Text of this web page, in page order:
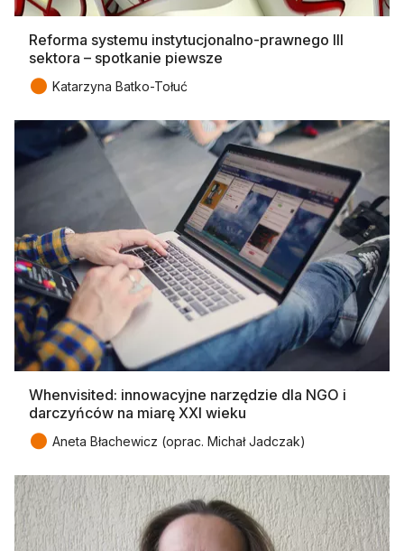
Reforma systemu instytucjonalno-prawnego III
sektora – spotkanie piewsze
● Katarzyna Batko-Tołuć
Whenvisited: innowacyjne narzędzie dla NGO i
darczyńców na miarę XXI wieku
● Aneta Błachewicz (oprac. Michał Jadczak)